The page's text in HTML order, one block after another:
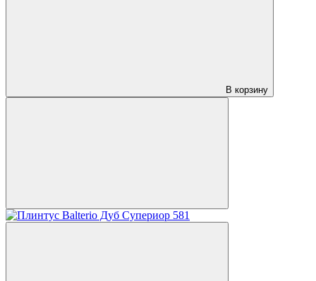
В корзину